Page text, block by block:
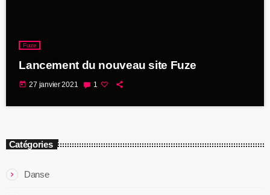
Fuze
Lancement du nouveau site Fuze
today 27 janvier 2021 1
Catégories
Danse